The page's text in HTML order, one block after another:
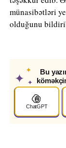
münasibətləri
olduğunu
✦
✦
✦
Bu
ChatGPT